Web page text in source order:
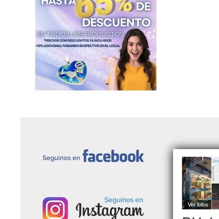
Nenes de Acero
Dijes Piedras Naturales
Dijes de Profesiones de Acero
Dijes Religiosos de Acero
Símbolos de Acero